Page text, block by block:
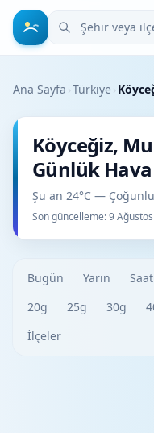
Şehir veya ilçe ara
Ana Sayfa ›Türkiye›
Köyceğiz,
Günlük
Şu an 24°C —
Son güncelleme:9
Bugün Yarın
20g
25g 30g
İlçeler